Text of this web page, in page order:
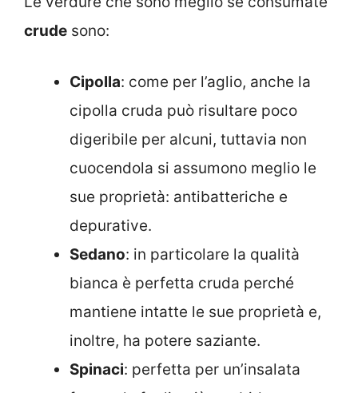
crude sono:
Cipolla: come per l’aglio, anche la
cipolla cruda può risultare poco
digeribile per alcuni, tuttavia non
cuocendola si assumono meglio le
sue proprietà: antibatteriche e
depurative.
Sedano: in particolare la qualità
bianca è perfetta cruda perché
mantiene intatte le sue proprietà e,
inoltre, ha potere saziante.
Spinaci: perfetta per un’insalata